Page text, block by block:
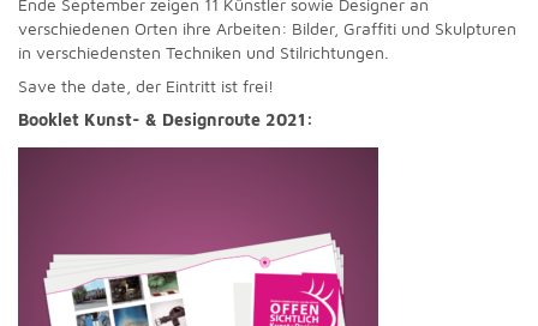
Ende September zeigen 11 Künstler sowie Designer an
verschiedenen Orten ihre Arbeiten: Bilder, Graffiti und Skulpturen
in verschiedensten Techniken und Stilrichtungen.
Save the date, der Eintritt ist frei!
Booklet Kunst- & Designroute 2021: